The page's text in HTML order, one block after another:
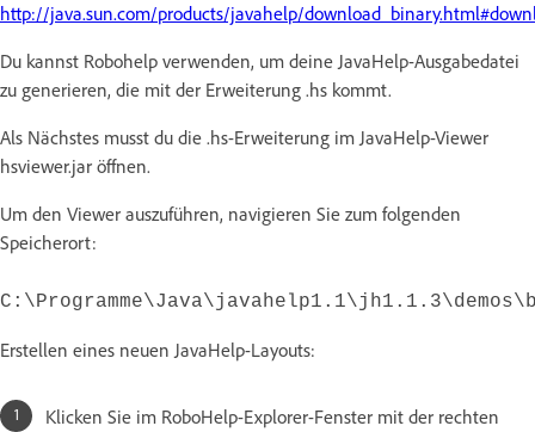
http://java.sun.com/products/javahelp/
Du kannst Robohelp verwenden, um deine JavaHelp-Ausgabedatei
zu generieren, die mit der Erweiterung .hs kommt.
Als Nächstes musst du die .hs-Erweiterung im JavaHelp-Viewer
hsviewer.jar öffnen.
Um den Viewer auszuführen, navigieren Sie zum folgenden
Speicherort:
Erstellen eines neuen JavaHelp-Layouts:
Klicken Sie im RoboHelp-Explorer-Fenster mit der rechten